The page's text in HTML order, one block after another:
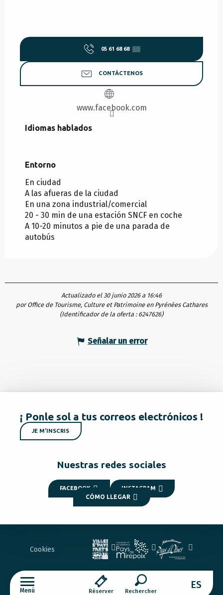
Menú Réserver
ES
05 61 68 68 ▒▒
CONTÁCTENOS
www.facebook.com
Idiomas hablados
Idiomas hablados
Entorno
Entorno
En ciudad
A las afueras de la ciudad
En una zona industrial/comercial
20 - 30 min de una estación SNCF en coche
A 10-20 minutos a pie de una parada de
autobús
Actualizado el 30 junio 2026 a 16:46
por Office de Tourisme, Culture et Patrimoine en Pyrénées Cathares
(Identificador de la oferta : 6247626)
Señalar un error
¡ Ponle sol a tus correos electrónicos !
JE M'INSCRIS
Nuestras redes sociales
FACEBOOK INSTAGRAM
CÓMO LLEGAR
Cookies